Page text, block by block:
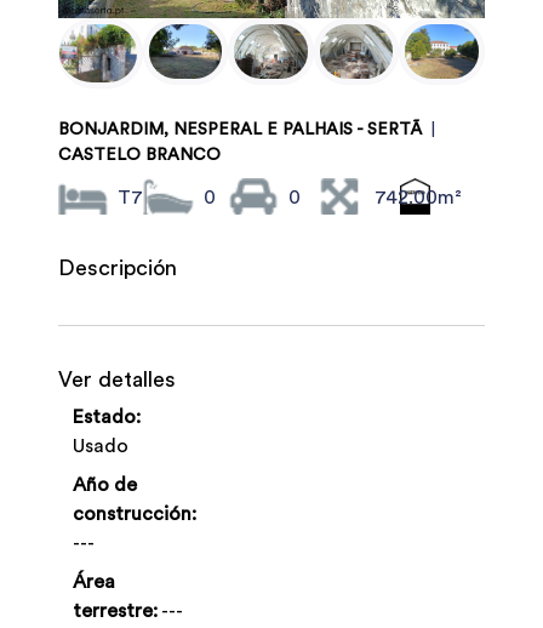
BONJARDIM, NESPERAL E PALHAIS - SERTÃ
CASTELO BRANCO
T7 0 0 742.00m²
Descripción
Ver detalles
Estado:
Usado
Año de
construcción:
---
Área
terrestre: ---